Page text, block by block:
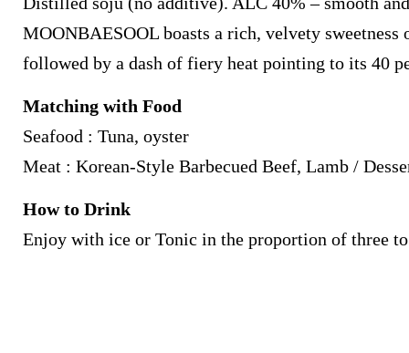
MOONBAESOOL boasts a rich, velvety sweetness
followed by a dash of fiery heat pointing to its 40
Matching with Food
Seafood : Tuna, oyster
Meat : Korean-Style Barbecued Beef, Lamb /
How to Drink
Enjoy with ice or Tonic in the proportion of three